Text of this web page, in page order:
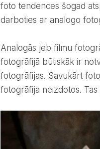
foto tendences šogad
darboties ar analogo
Analogās jeb filmu fotogrāfijas aktualitāte iezīmē to, ka kāzās arvien svarīgāks kļūst autentiskums – kāzu
fotogrāfijā būtiskāk ir
fotogrāfijas. Savukārt
fotogrāfija neizdotos.